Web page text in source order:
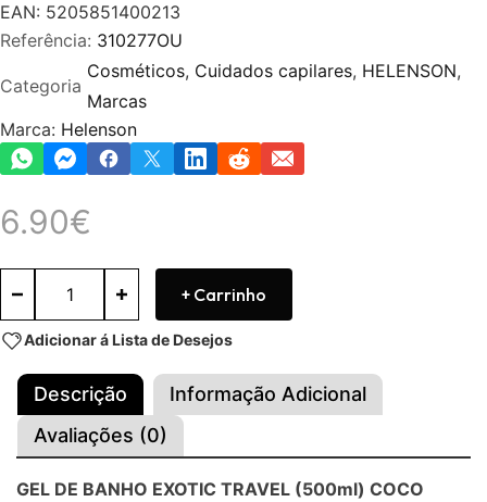
EAN: 5205851400213
Referência: 310277OU
Categoria
Cosméticos, Cuidados capilares, HELENSON,
Marcas
Marca: Helenson
6.90€
+ Carrinho
Adicionar á Lista de Desejos
Descrição
Informação Adicional
Avaliações (0)
GEL DE BANHO EXOTIC TRAVEL (500ml) COCO